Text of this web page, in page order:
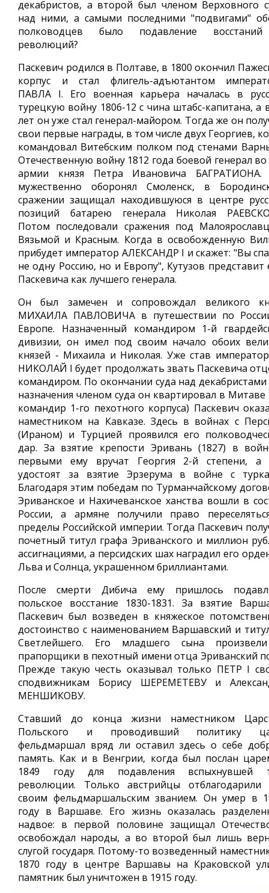
декабристов, а второй был членом Верховного
над ними, а самыми последними "подвигами"
полководцев было подавление
революций?
Паскевич родился в Полтаве, в 1800 окончил
корпус и стал флигель-адъютантом
ПАВЛА I. Его военная карьера началась в
турецкую войну 1806-12 с чина штабс-капитана, а
лет он уже стал генерал-майором. Тогда же он
свои первые награды, в том числе двух Георгиев,
командовал Витебским полком под стенами
Отечественную войну 1812 года боевой генерал
армии князя Петра Ивановича
мужественно оборонял Смоленск, в
сражении защищал находившуюся в центре
позиций батарею генерала Николая
Потом последовали сражения под
Вязьмой и Красным. Когда в освобожденную
прибудет император АЛЕКСАНДР I и скажет: "Вы
не одну Россию, но и Европу", Кутузов представит
Паскевича как лучшего генерала.
Он был замечен и сопровождал великого
МИХАИЛА ПАВЛОВИЧА в путешествии по
Европе. Назначенный командиром 1-й
дивизии, он имел под своим начало обоих
князей - Михаила и Николая. Уже став
НИКОЛАЙ I будет продолжать звать Паскевича
командиром. По окончании суда над
назначения членом суда он квартировал в Митаве
командир 1-го пехотного корпуса) Паскевич
наместником на Кавказе. Здесь в войнах с
(Ираном) и Турцией проявился его
дар. За взятие крепости Эривань (1827) в
первыми ему вручат Георгия 2-й степени, а
удостоят за взятие Эрзерума в войне с
Благодаря этим победам по Турманчайскому
Эриванское и Нахичеванское ханства вошли в
России, а армяне получили право
пределы Российской империи. Тогда Паскевич
почетный титул графа Эриванского и миллион
ассигнациями, а персидских шах наградил его
Льва и Солнца, украшенном бриллиантами.
После смерти Дибича ему пришлось
польское восстание 1830-1831. За взятие
Паскевич был возведен в княжеское
достоинство с наименованием Варшавский и
Светлейшего. Его младшего сына
прапорщики в пехотный имени отца Эриванский
Прежде такую честь оказывал только ПЕТР I
сподвижникам Борису ШЕРЕМЕТЕВУ и
МЕНШИКОВУ.
Ставший до конца жизни наместником
Польского и проводивший политику
фельдмаршал вряд ли оставил здесь о себе
память. Как и в Венгрии, когда был послан
1849 году для подавления вспыхнувшей
революции. Только австрийцы отблагодарили
своим фельдмаршальским званием. Он умер в
году в Варшаве. Его жизнь оказалась
надвое: в первой половине защищал
освобождал народы, а во второй был лишь
слугой государя. Потому-то возведенный
1870 году в центре Варшавы на Краковской
памятник был уничтожен в 1915 году.